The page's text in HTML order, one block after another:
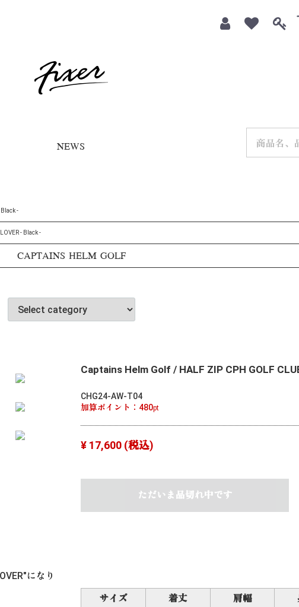
NEWS
-
- Black -
CAPTAINS HELM GOLF
になり
Captains Helm Golf / HALF ZIP CPH GOLF
CHG24-AW-T04
加算ポイント： 480pt
¥ 17,600 (税込)
ただいま品切れ中です
サイズ 着丈 肩幅